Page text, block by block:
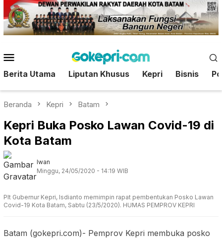
Loncat
ke
konten
Mobile
Berita Utama Liputan Khusus Kepri Bisnis
Beranda Kepri Batam
Kepri Buka Posko Lawan Covid-19 di
Kota Batam
Iwan
Minggu, 24/05/2020 - 14:19 WIB
Plt Gubernur Kepri, Isdianto memimpin rapat pembentukan Posko Lawan
Covid-19 Kota Batam, Sabtu (23/5/2020). HUMAS PEMPROV KEPRI
Batam (gokepri.com)- Pemprov Kepri membuka posko